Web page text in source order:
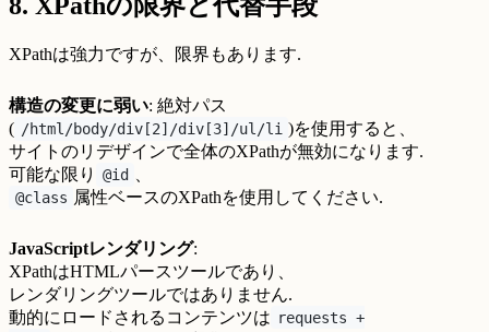
XPathは強力ですが、限界もあります.
構造の変更に弱い: 絶対パス
( /html/body/div[2]/div[3]/ul/li )を使用すると、
サイトのリデザインで全体のXPathが無効になります.
可能な限り
@id
@class 属性ベースのXPathを使用してください.
JavaScriptレンダリング:
XPathはHTMLパースツールであり、
レンダリングツールではありません.
動的にロードされるコンテンツは requests +